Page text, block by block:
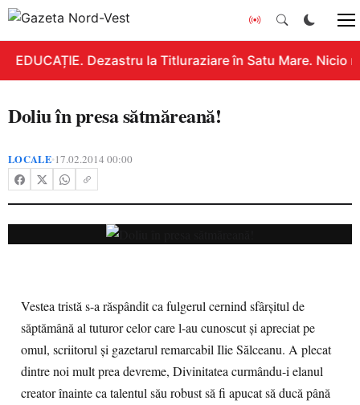
EDUCAȚIE. Dezastru la Titluraziare în Satu Mare. Nicio
Doliu în presa sătmăreană!
LOCALE•17.02.2014 00:00
Vestea tristă s-a răspândit ca fulgerul cernind sfârşitul de
săptămână al tuturor celor care l-au cunoscut şi apreciat pe
omul, scriitorul şi gazetarul remarcabil Ilie Sălceanu. A plecat
dintre noi mult prea devreme, Divinitatea curmându-i elanul
creator înainte ca talentul său robust să fi apucat să ducă până